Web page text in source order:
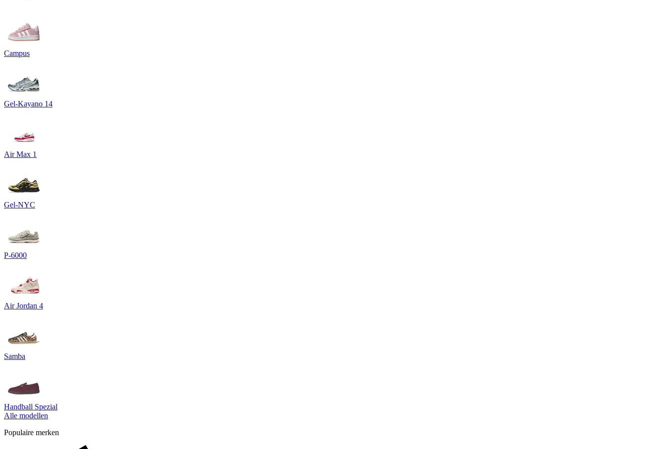
Campus
Gel-Kayano 14
Air Max 1
Gel-NYC
P-6000
Air Jordan 4
Samba
Handball Spezial
Alle modellen
Populaire merken